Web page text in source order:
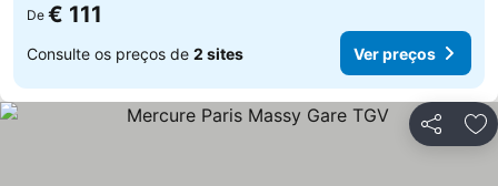
De € 111
Consulte os preços de 2 sites Ver preços
Partilhar